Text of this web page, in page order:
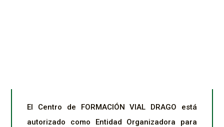
El Centro de FORMACIÓN VIAL DRAGO está
autorizado como Entidad Organizadora para